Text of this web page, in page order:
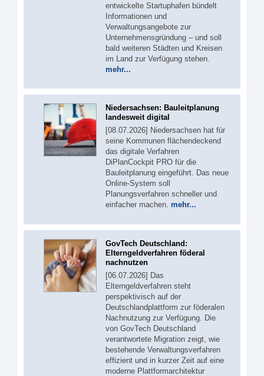
entwickelte Startuphafen bündelt
Informationen und
Verwaltungsangebote zur
Unternehmensgründung – und soll
bald weiteren Städten und Kreisen
im Land zur Verfügung stehen.
mehr...
Niedersachsen: Bauleitplanung
landesweit digital
[08.07.2026] Niedersachsen hat für
seine Kommunen flächendeckend
das digitale Verfahren
DiPlanCockpit PRO für die
Bauleitplanung eingeführt. Das neue
Online-System soll
Planungsverfahren schneller und
einfacher machen. mehr...
GovTech Deutschland:
Elterngeldverfahren föderal
nachnutzen
[06.07.2026] Das
Elterngeldverfahren steht
perspektivisch auf der
Deutschlandplattform zur föderalen
Nachnutzung zur Verfügung. Die
von GovTech Deutschland
verantwortete Migration zeigt, wie
bestehende Verwaltungsverfahren
effizient und in kurzer Zeit auf eine
moderne Plattformarchitektur